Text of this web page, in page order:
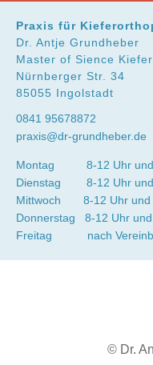
Praxis für
Dr. Antje Grundheber
Master of Sience
Nürnberger Str. 34
85055 Ingolstadt
0841 95678872
praxis@dr-grundheber.de
Montag 8-12 Uhr und
Dienstag 8-12 Uhr und
Mittwoch 8-12 Uhr und
Donnerstag 8-12 Uhr
Freitag nach
© Dr.